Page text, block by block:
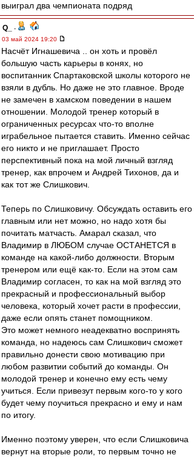
выиграл два чемпионата подряд
Q_
-
03 май 2024 19:20
Насчёт Игнашевича .. он хоть и провёл
большую часть карьеры в конях, но
воспитанник Спартаковской школы которого не
взяли в дубль. Но даже не это главное. Вроде
не замечен в хамском поведении в нашем
отношении. Молодой тренер который в
ограниченных ресурсах что-то вполне
играбельное пытается ставить. Именно сейчас
его никто и не приглашает. Просто
перспективный пока на мой личный взгляд
тренер, как впрочем и Андрей Тихонов, да и
как тот же Слишкович.
Теперь по Слишковичу. Обсуждать оставить его
главным или нет можно, но надо хотя бы
почитать матчасть. Амарал сказал, что
Владимир в ЛЮБОМ случае ОСТАНЕТСЯ в
команде на какой-либо должности. Вторым
тренером или ещё как-то. Если на этом сам
Владимир согласен, то как на мой взгляд это
прекрасный и профессиональный выбор
человека, который хочет расти в профессии,
даже если опять станет помощником.
Это может немного неадекватно воспринять
команда, но надеюсь сам Слишкович сможет
правильно донести свою мотивацию при
любом развитии событий до команды. Он
молодой тренер и конечно ему есть чему
учиться. Если привезут первым кого-то у кого
будет чему поучиться прекрасно и ему и нам
по итогу.
Именно поэтому уверен, что если Слишковича
вернут на вторые роли, то первым точно не